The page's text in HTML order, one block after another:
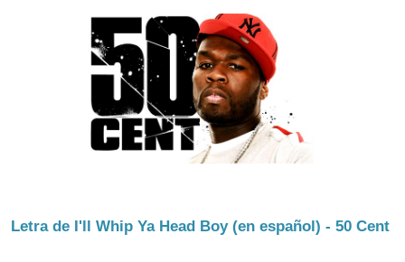
Letra de I'll Whip Ya Head Boy (en español) - 50 Cent